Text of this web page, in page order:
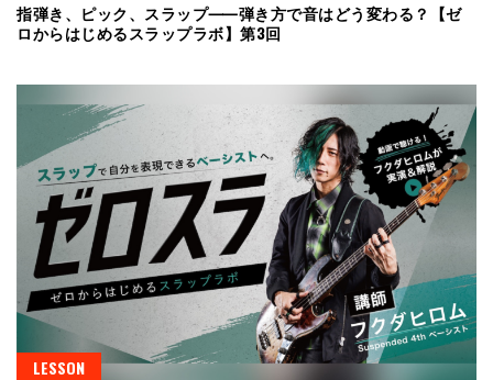
指弾き、ピック、スラップ⸺弾き方で音はどう変わる？【ゼ
ロからはじめるスラップラボ】第3回
LESSON